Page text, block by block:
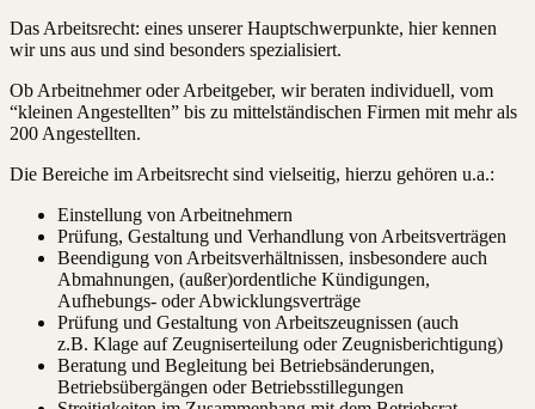
Das Arbeitsrecht: eines unserer Hauptschwerpunkte, hier kennen
wir uns aus und sind besonders spezialisiert.
Ob Arbeitnehmer oder Arbeitgeber, wir beraten individuell, vom
“kleinen Angestellten” bis zu mittelständischen Firmen mit mehr als
200 Angestellten.
Die Bereiche im Arbeitsrecht sind vielseitig, hierzu gehören u.a.:
Einstellung von Arbeitnehmern
Prüfung, Gestaltung und Verhandlung von Arbeitsverträgen
Beendigung von Arbeitsverhältnissen, insbesondere auch
Abmahnungen, (außer)ordentliche Kündigungen,
Aufhebungs- oder Abwicklungsverträge
Prüfung und Gestaltung von Arbeitszeugnissen (auch
z.B. Klage auf Zeugniserteilung oder Zeugnisberichtigung)
Beratung und Begleitung bei Betriebsänderungen,
Betriebsübergängen oder Betriebsstillegungen